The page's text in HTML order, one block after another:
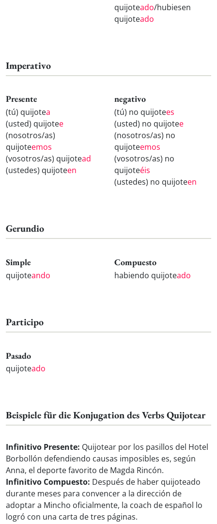
quijoteado/hubiesen
quijoteado
Imperativo
Presente
(tú) quijotea
(usted) quijotee
(nosotros/as)
quijoteemos
(vosotros/as) quijotead
(ustedes) quijoteen
negativo
(tú) no quijotees
(usted) no quijotee
(nosotros/as) no
quijoteemos
(vosotros/as) no
quijoteéis
(ustedes) no quijoteen
Gerundio
Simple
quijoteando
Compuesto
habiendo quijoteado
Participo
Pasado
quijoteado
Beispiele für die Konjugation des Verbs Quijotear
Infinitivo Presente: Quijotear por los pasillos del Hotel
Borbollón defendiendo causas imposibles es, según
Anna, el deporte favorito de Magda Rincón.
Infinitivo Compuesto: Después de haber quijoteado
durante meses para convencer a la dirección de
adoptar a Mincho oficialmente, la coach de español lo
logró con una carta de tres páginas.